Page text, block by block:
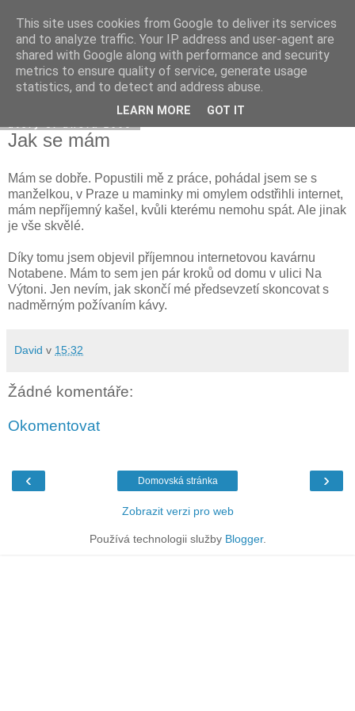
Davidova tisková kancelář
Jak se mám
Mám se dobře. Popustili mě z práce, pohádal jsem se s
manželkou, v Praze u maminky mi omylem odstřihli internet,
mám nepříjemný kašel, kvůli kterému nemohu spát. Ale jinak
je vše skvělé.
Díky tomu jsem objevil příjemnou internetovou kavárnu
Notabene. Mám to sem jen pár kroků od domu v ulici Na
Výtoni. Jen nevím, jak skončí mé předsevzetí skoncovat s
nadměrným požívaním kávy.
David v 15:32
Žádné komentáře:
Okomentovat
‹ ›
Domovská stránka
Zobrazit verzi pro web
Používá technologii služby Blogger.
This site uses cookies from Google to deliver its services
and to analyze traffic. Your IP address and user-agent are
shared with Google along with performance and security
metrics to ensure quality of service, generate usage
statistics, and to detect and address abuse.
LEARN MORE GOT IT